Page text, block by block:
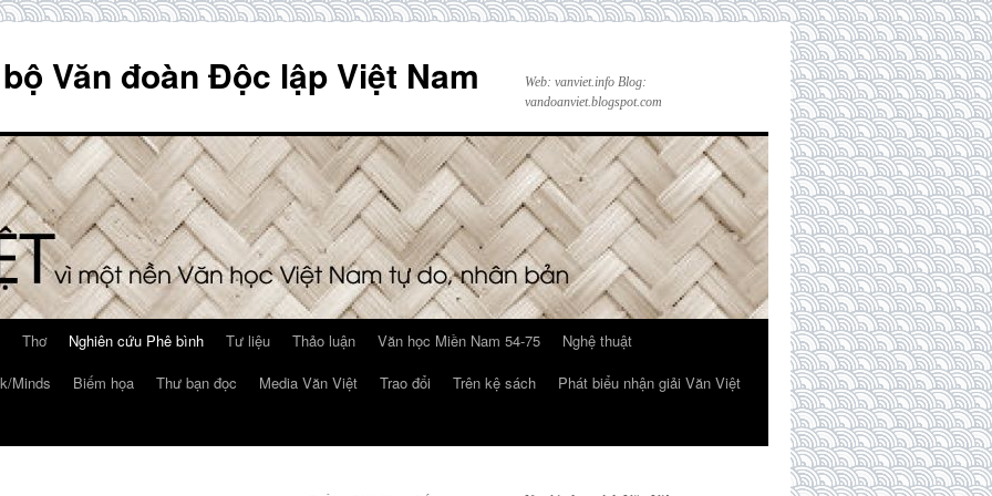
Văn đoàn Độc lập Việt Nam
Web: vanviet.info Blog:
vandoanviet.blogspot.com
Thơ Nghiên cứu Phê bình Tư liệu Thảo luận Văn học Miền Nam 54-75
Nghệ thuật
Minds Biếm họa Thư bạn đọc Media Văn Việt Trao đổi Trên kệ sách
Phát biểu nhận giải Văn Việt